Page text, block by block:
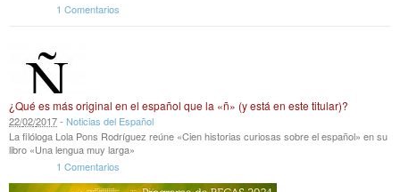
1 Comentarios
¿Qué es más original en el español que la «ñ» (y está en este titular)?
22/02/2017- Noticias del Español
La filóloga Lola Pons Rodríguez reúne «Cien historias curiosas sobre el español» en su
libro «Una lengua muy larga»
1 Comentarios